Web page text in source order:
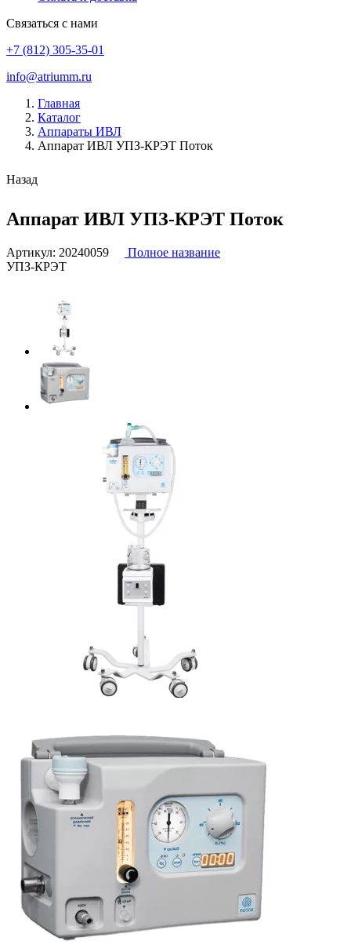
Связаться с нами
+7 (812) 305-35-01
info@atriumm.ru
Главная
Каталог
Аппараты ИВЛ
Аппарат ИВЛ УПЗ-КРЭТ Поток
Назад
Аппарат ИВЛ УПЗ-КРЭТ Поток
Артикул: 20240059
Полное название
УПЗ-КРЭТ